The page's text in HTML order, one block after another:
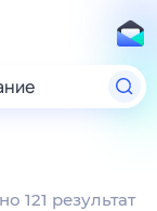
121 результат